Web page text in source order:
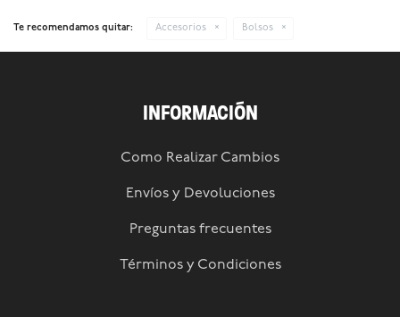
Te recomendamos quitar: Accesorios Bolsos
INFORMACIÓN
Como Realizar Cambios
Envíos y Devoluciones
Preguntas frecuentes
Términos y Condiciones